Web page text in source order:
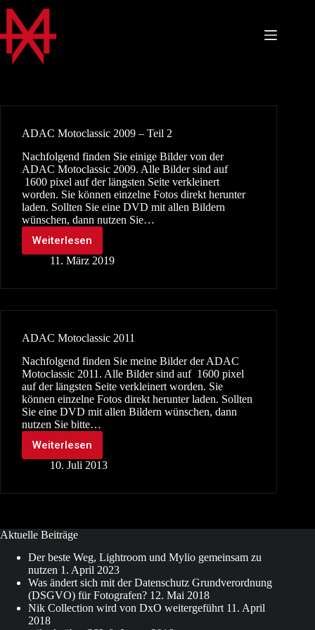
Inhalt
springen
ADAC Motoclassic 2009 – Teil 2
Nachfolgend finden Sie einige Bilder von der
ADAC Motoclassic 2009. Alle Bilder sind auf
1600 pixel auf der längsten Seite verkleinert
worden. Sie können einzelne Fotos direkt herunter
laden. Sollten Sie eine DVD mit allen Bildern
wünschen, dann nutzen Sie…
Weiterlesen
ADAC
Motoclassic
2
11. März 2019
ADAC Motoclassic 2011
Nachfolgend finden Sie meine Bilder der ADAC
Motoclassic 2011. Alle Bilder sind auf 1600 pixel
auf der längsten Seite verkleinert worden. Sie
können einzelne Fotos direkt herunter laden. Sollten
Sie eine DVD mit allen Bildern wünschen, dann
nutzen Sie bitte…
Weiterlesen
ADAC
Motoclassic
10. Juli 2013
Aktuelle Beiträge
Der beste Weg, Lightroom und Mylio gemeinsam zu
nutzen 1. April 2023
Was ändert sich mit der Datenschutz Grundverordnung
(DSGVO) für Fotografen? 12. Mai 2018
Nik Collection wird von DxO weitergeführt 11. April
2018